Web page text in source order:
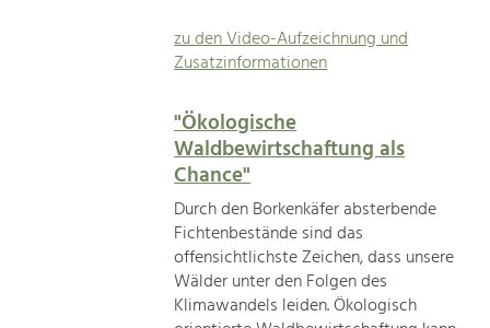
zu den Video-Aufzeichnung und
Zusatzinformationen
"Ökologische
Waldbewirtschaftung als
Chance"
Durch den Borkenkäfer absterbende
Fichtenbestände sind das
offensichtlichste Zeichen, dass unsere
Wälder unter den Folgen des
Klimawandels leiden. Ökologisch